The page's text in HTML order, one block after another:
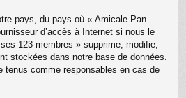
pays, du pays où « Amicale Pan
d’accès à Internet si nous le
123 membres » supprime, modifie,
stockées dans notre base de données.
tenus comme responsables en cas de